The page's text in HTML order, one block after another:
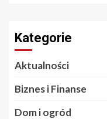
Kategorie
Aktualności
Biznes i Finanse
Dom i ogród